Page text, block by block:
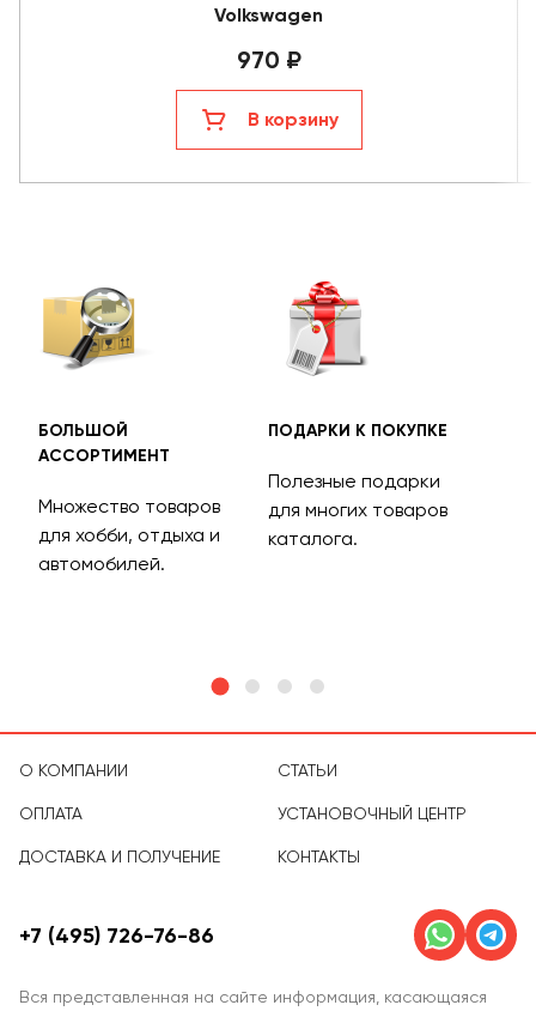
Volkswagen
970 ₽
В корзину
БОЛЬШОЙ
АССОРТИМЕНТ
Множество товаров
для хобби, отдыха и
автомобилей.
ПОДАРКИ К ПОКУПКЕ
Полезные подарки
для многих товаров
каталога.
О КОМПАНИИ
ОПЛАТА
ДОСТАВКА И ПОЛУЧЕНИЕ
СТАТЬИ
УСТАНОВОЧНЫЙ ЦЕНТР
КОНТАКТЫ
Вся представленная на сайте информация, касающаяся
+7 (495) 726-76-86